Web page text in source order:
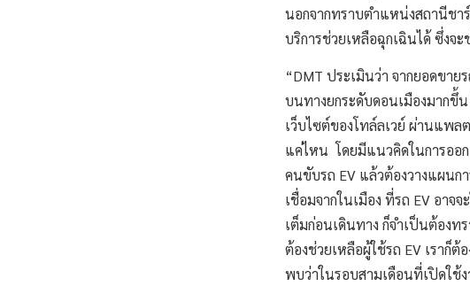
นอกจากทราบตำแหน่งสถานีชา
บริการช่วยเหลือฉุกเฉินได้ ซึ่งจ
“DMT ประเมินว่า จากยอดขา
บนทางยกระดับดอนเมืองมากขึ้
เว็บไซต์ของโทล์ลเวย์ ผ่านแพ
แค่ไหน โดยมีแนวคิดในการออก
คนขับรถ EV แล้วต้องวางแผนก
เชื่อมจากในเมือง ที่รถ EV อาจ
เต็มก่อนเดินทาง ก็จำเป็นต้องท
ต้องช่วยเหลือผู้ใช้รถ EV เราก็
พบว่าในรอบสามเดือนที่เปิดใ